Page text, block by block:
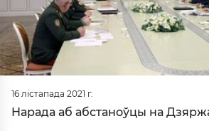
16 лістапада 2021 г.
Нарада аб абстаноўцы на